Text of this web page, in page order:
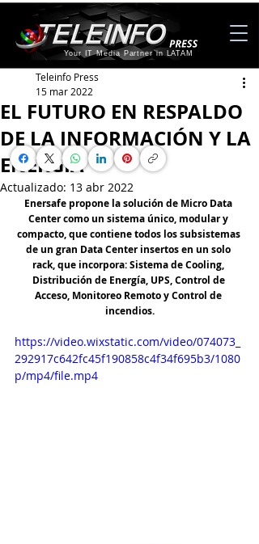
Your IT Media Partner in LATAM
EL FUTURO EN RESPALDO
DE LA INFORMACIÓN Y LA
ENERGÍA
Teleinfo Press
15 mar 2022
Actualizado: 13 abr 2022
Enersafe propone la solución de Micro Data
Center como un sistema único, modular y
compacto, que contiene todos los subsistemas
de un gran Data Center insertos en un solo
rack, que incorpora: Sistema de Cooling,
Distribución de Energía, UPS, Control de
Acceso, Monitoreo Remoto y Control de
incendios.
https://video.wixstatic.com/video/074073_
292917c642fc45f190858c4f34f695b3/1080
p/mp4/file.mp4